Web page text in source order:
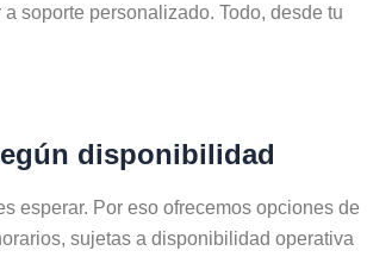
soporte personalizado. Todo, desde tu
disponibilidad
esperar. Por eso ofrecemos opciones de
sujetas a disponibilidad operativa